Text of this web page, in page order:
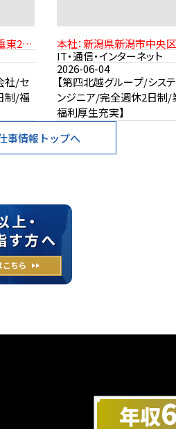
東2-
社/セ
制/福
本社：新潟県新潟市中央
11-21 JR信越本線「新潟駅
15分
IT・通信・インターネット
2026-06-04
【第四北越グループ/シス
ンジニア/完全週休2日制
福利厚生充実】
事情報トップへ